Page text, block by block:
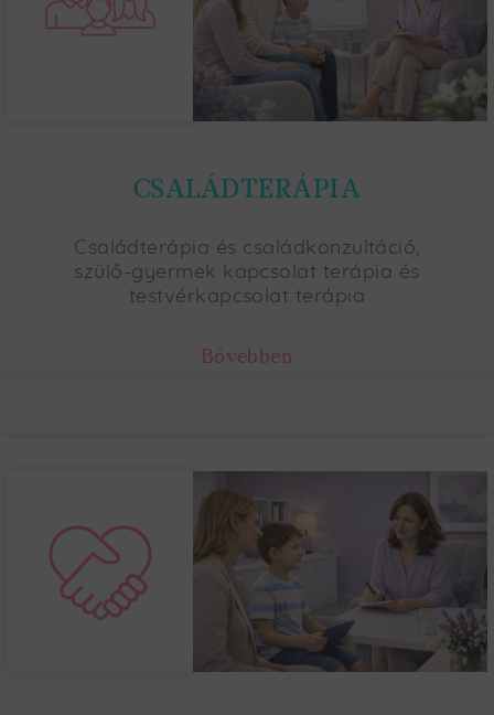
CSALÁDTERÁPIA
Családterápia és családkonzultáció,
szülő-gyermek kapcsolat terápia és
testvérkapcsolat terápia
Bővebben